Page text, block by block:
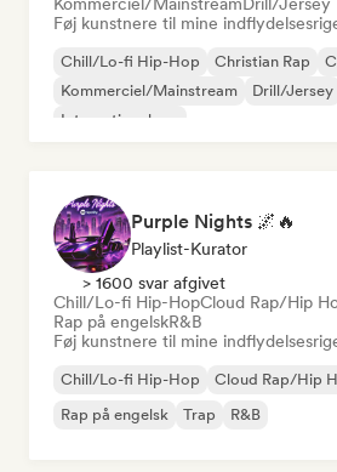
Føj kunstnere til mine
Chill/Lo-fi Hip-Hop Christian Rap
Kommerciel/Mainstream
Drill/Jersey
International rap
Purple Nights 🌌🔥
Playlist-Kurator
> 1600 svar afgivet
Chill/Lo-fi Hip-HopCloud Rap/Hip
Rap på engelskR&B
Føj kunstnere til mine
Chill/Lo-fi Hip-Hop Cloud Rap/Hip
Rap på engelsk
Trap R&B